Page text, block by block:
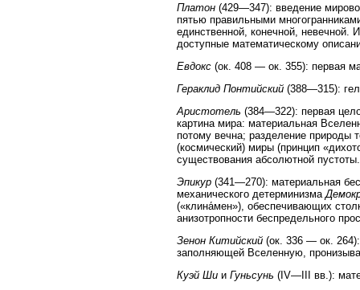
Платон (429—347): введение
пятью правильными
единственной, конечной,
доступные математическому
Евдокс (ок. 408 — ок. 355): первая
Гераклид Понтийский (388—315):
Аристотель (384—322): первая
картина мира: материальная
потому вечна; разделение природы
(космический) миры (принцип
существования абсолютной пустоты.
Эпикур (341—270): материальная
механического детерминизма
(«клина́мен»), обеспечивающих
анизотропности беспредельного
Зенон Китийский (ок. 336 — ок.
заполняющей Вселенную,
Куэй Ши и Гуньсунь (IV—III вв.):